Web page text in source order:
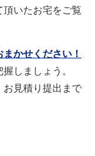
いたお宅をご覧
かせください！
しましょう。
見積り提出まで